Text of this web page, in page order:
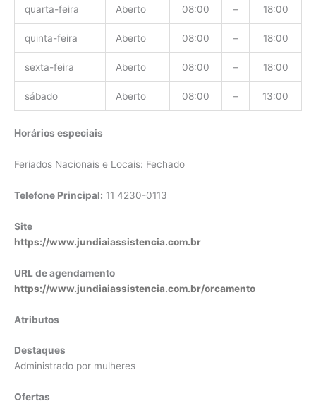
quarta-feira Aberto 08:00 – 18:00
quinta-feira Aberto 08:00 – 18:00
sexta-feira Aberto 08:00 – 18:00
sábado Aberto 08:00 – 13:00
Horários especiais
Feriados Nacionais e Locais: Fechado
Telefone Principal: 11 4230-0113
Site
https://www.jundiaiassistencia.com.br
URL de agendamento
https://www.jundiaiassistencia.com.br/orcamento
Atributos
Destaques
Administrado por mulheres
Ofertas